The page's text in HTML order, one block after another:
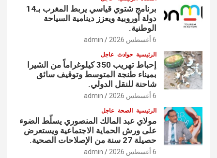
برنامج شتوي قياسي يربط المغرب بـ14
دولة أوروبية ويعزز دينامية السياحة
الوطنية.
6 أغسطس 2026 admin
الرئيسية حوادث عاجل
إحباط تهريب 350 كيلوغراماً من الشيرا
بميناء طنجة المتوسط وتوقيف سائق
شاحنة للنقل الدولي.
6 أغسطس 2026 admin
الرئيسية الصحة عاجل
مولاي عبد المالك المنصوري يسلّط الضوء
على ورش الحماية الاجتماعية ويستعرض
حصيلة 27 سنة من الإصلاحات الصحية.
6 أغسطس 2026 admin